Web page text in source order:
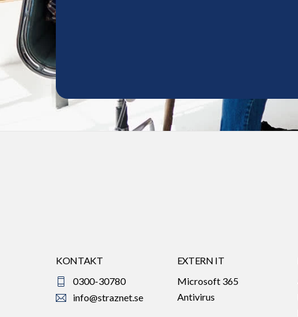
KONTAKT
0300-30780
info@straznet.se
EXTERN IT
Microsoft 365
Antivirus